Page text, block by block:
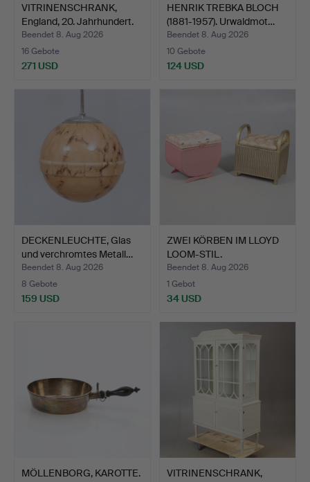
VITRINENSCHRANK,
England, 20. Jahrhundert.
Beendet 8. Aug 2026
16 Gebote
271 USD
HENRIK TREBKA BLOCH
(1881-1957). Urwaldmot…
Beendet 8. Aug 2026
10 Gebote
124 USD
DECKENLEUCHTE, Glas
und verchromtes Metall…
Beendet 8. Aug 2026
8 Gebote
159 USD
ZWEI KÖRBEN IM LLOYD
LOOM-STIL.
Beendet 8. Aug 2026
1 Gebot
34 USD
MÖLLENBORG, KAROTTE.
VITRINENSCHRANK,